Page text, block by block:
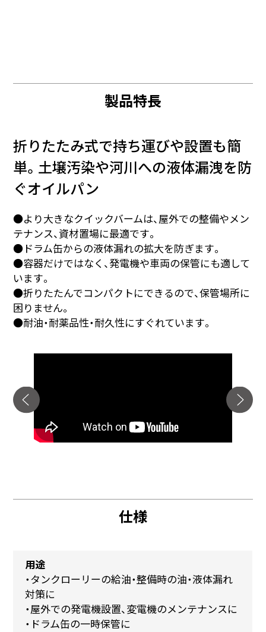
製品特長
折りたたみ式で持ち運びや設置も簡
単。土壌汚染や河川への液体漏洩を防
ぐオイルパン
●より大きなクイックバームは、屋外での整備やメン
テナンス、資材置場に最適です。
●ドラム缶からの液体漏れの拡大を防ぎます。
●容器だけではなく、発電機や車両の保管にも適して
います。
●折りたたんでコンパクトにできるので、保管場所に
困りません。
●耐油・耐薬品性・耐久性にすぐれています。
仕様
用途
・タンクローリーの給油・整備時の油・液体漏れ
対策に
・屋外での発電機設置、変電機のメンテナンスに
・ドラム缶の一時保管に